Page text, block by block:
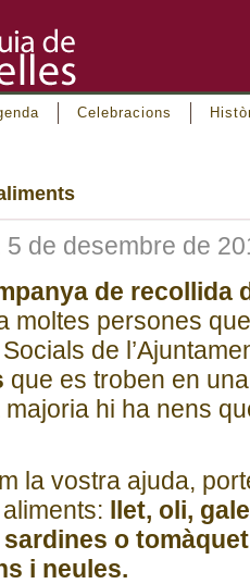
Celebracions
de desembre de
de recollida
moltes persones
de
que es troben en
majoria hi ha nens
la vostra ajuda,
llet, oli,
o
i neules.